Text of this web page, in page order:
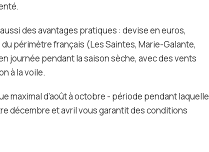
des avantages pratiques : devise en euros,
périmètre français (Les Saintes, Marie-Galante,
journée pendant la saison sèche, avec des vents
à la voile.
maximal d’août à octobre - période pendant laquelle
décembre et avril vous garantit des conditions